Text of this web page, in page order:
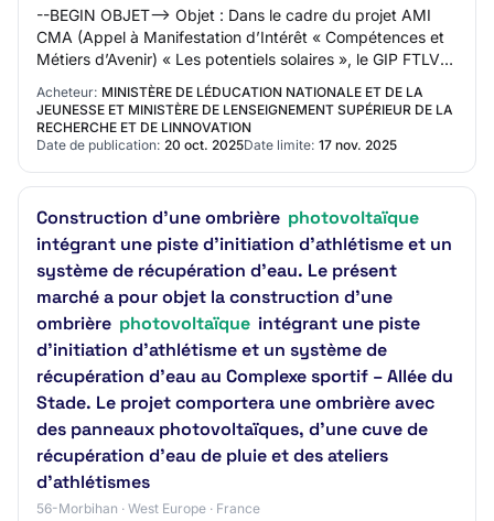
--BEGIN OBJET--> Objet : Dans le cadre du projet AMI
CMA (Appel à Manifestation d’Intérêt « Compétences et
Métiers d’Avenir) « Les potentiels solaires », le GIP FTLV
doit faire appel à un prestataire…
Acheteur: MINISTÈRE DE LÉDUCATION NATIONALE ET DE LA
JEUNESSE ET MINISTÈRE DE LENSEIGNEMENT SUPÉRIEUR DE LA
RECHERCHE ET DE LINNOVATION
Date de publication: 20 oct. 2025Date limite: 17 nov. 2025
Construction d'une ombrière photovoltaïque
intégrant une piste d’initiation d’athlétisme et un
système de récupération d’eau. Le présent
marché a pour objet la construction d’une
ombrière photovoltaïque intégrant une piste
d’initiation d’athlétisme et un système de
récupération d’eau au Complexe sportif – Allée du
Stade. Le projet comportera une ombrière avec
des panneaux photovoltaïques, d’une cuve de
récupération d’eau de pluie et des ateliers
d’athlétismes
56-Morbihan · West Europe · France